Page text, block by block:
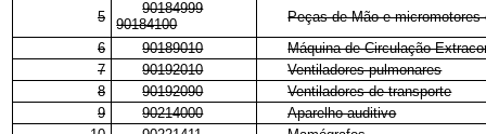
5
90184999
90184100
Peças de Mão e micromotores
6
90189010
Máquina de Circulação
7
90192010
Ventiladores pulmonares
8
90192090
Ventiladores de transporte
9
90214000
Aparelho auditivo